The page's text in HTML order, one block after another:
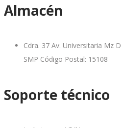
Almacén
Cdra. 37 Av. Universitaria Mz
SMP Código Postal: 15108
Soporte técnico